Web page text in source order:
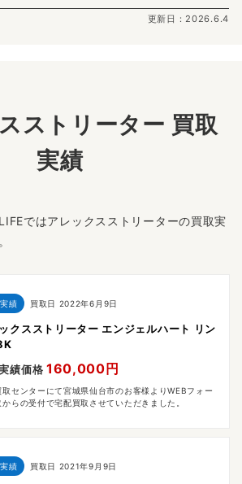
更新日：2026.6.4
ストリーター 買取
実績
ではアレックスストリーターの買取実
績 買取日 2022年6月9日
クスストリーター エンジェルハート リン
績価格 160,000円
取センターにて宮城県仙台市のお客様よりWEBフォー
からの受付で宅配買取させていただきました。
績 買取日 2021年9月9日